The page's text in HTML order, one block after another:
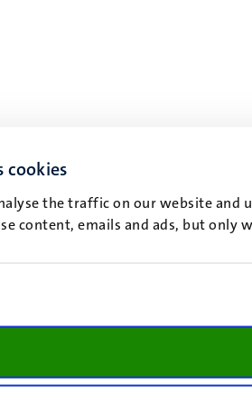
cookies
the traffic on our website and
content, emails and ads, but only